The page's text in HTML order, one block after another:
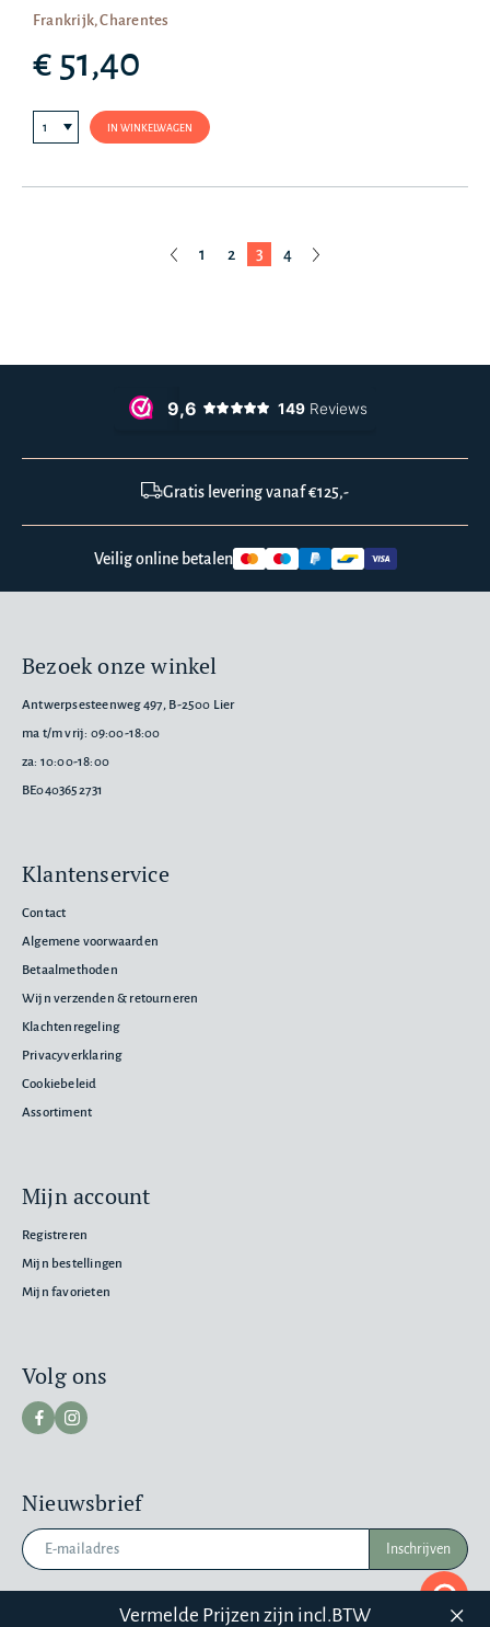
Frankrijk, Charentes
€ 51,40
IN WINKELWAGEN
1 2 3 4
Gratis levering vanaf €125,-
Veilig online betalen
Bezoek onze winkel
Antwerpsesteenweg 497, B-2500 Lier
ma t/m vrij: 09:00-18:00
za: 10:00-18:00
BE0403652731
Klantenservice
Contact
Algemene voorwaarden
Betaalmethoden
Wijn verzenden & retourneren
Klachtenregeling
Privacyverklaring
Cookiebeleid
Assortiment
Mijn account
Registreren
Mijn bestellingen
Mijn favorieten
Nieuwsbrief
Inschrijven
Volg ons
Vermelde Prijzen zijn incl.BTW